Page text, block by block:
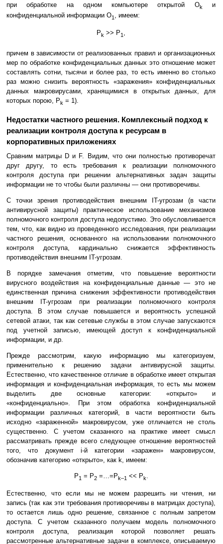
при обработке на одном компьютере открытой Оk
и
конфиденциальной информации О1 , имеем:
Pk >> P1
причем в зависимости от реализованных правил и организационных
мер по обработке конфиденциальных данных это отношение может
составлять сотни, тысячи и более раз, то есть именно во столько
раз можно снизить вероятность «заражения» конфиденциальных
данных макровирусами, хранящимися в открытых данных, для
которых порою, Pk = 1).
Недостатки частного решения. Комплексный подход к
реализации контроля доступа к ресурсам в
корпоративных приложениях
Сравним матрицы D и F. Видим, что они полностью противоречат
друг другу, то есть требования к реализации полномочного
контроля доступа при решении альтернативных задач защиты
информации не то чтобы были различны — они противоречивы.
С точки зрения противодействия внешним IT-угрозам (в части
антивирусной защиты) практическое использование механизмов
полномочного контроля доступа недопустимо. Это обусловливается
тем, что, как видно из проведенного исследования, при реализации
частного решения, основанного на использовании полномочного
контроля доступа, кардинально снижается эффективность
противодействия внешним IT-угрозам.
В порядке замечания отметим, что повышение вероятности
вирусного воздействия на конфиденциальные данные — это не
единственная причина снижения эффективности противодействия
внешним IT-угрозам при реализации полномочного контроля
доступа. В этом случае повышается и вероятность успешной
сетевой атаки, так как сетевые службы в этом случае запускаются
под учетной записью, имеющей доступ к конфиденциальной
информации, и др.
Прежде рассмотрим, какую информацию мы категоризуем,
применительно к решению задачи антивирусной защиты.
Естественно, что качественное отличие в обработке имеет открытая
информация и конфиденциальная информация, то есть мы можем
выделить две основные категории: «открыто» и
«конфиденциально». При этом обработка конфиденциальной
информации различных категорий, в части вероятности быть
исходно «зараженной» макровирусом, уже отличается не столь
существенно. С учетом сказанного на практике имеет смысл
рассматривать прежде всего следующее отношение вероятностей
того, что документ i-й категории «заражен» макровирусом,
обозначив категорию «открыто», как k, имеем:
P1 = P2=…=Pk–1 << Pk.
Естественно, что если мы не можем разрешить ни чтения, ни
запись (так как эти требования противоречивы в матрицах доступа),
то остается лишь одно решение, связанное с полным запретом
доступа. С учетом сказанного получаем модель полномочного
контроля доступа, реализация которой позволяет решать
рассмотренные альтернативные задачи в комплексе, описываемую